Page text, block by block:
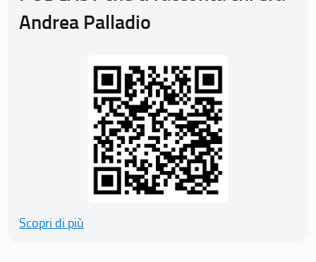
Andrea Palladio
Scopri di più